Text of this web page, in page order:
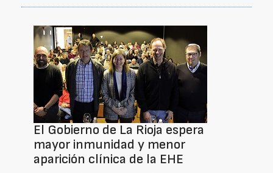
El Gobierno de La Rioja espera
mayor inmunidad y menor
aparición clínica de la EHE